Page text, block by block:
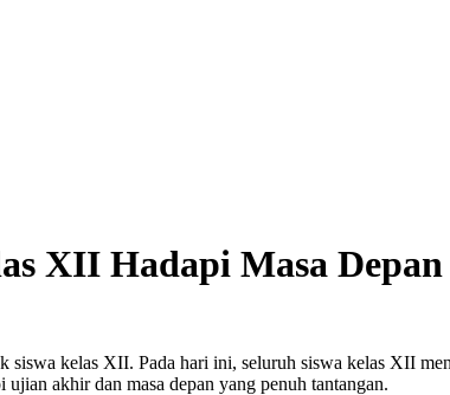
XII Hadapi Masa Depan
siswa kelas XII. Pada hari ini, seluruh siswa kelas XII
akhir dan masa depan yang penuh tantangan.